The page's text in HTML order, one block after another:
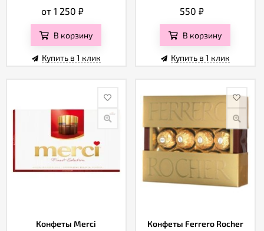
от 1 250₽
В корзину
Купить в 1 клик
550 ₽
В корзину
Купить в 1 клик
Конфеты Merci Конфеты Ferrero Rocher